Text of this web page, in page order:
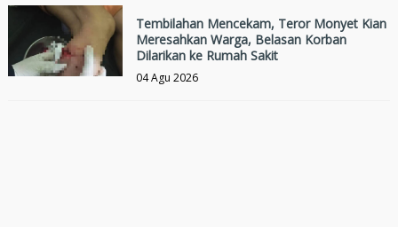
Tembilahan Mencekam, Teror Monyet Kian
Meresahkan Warga, Belasan Korban
Dilarikan ke Rumah Sakit
04 Agu 2026